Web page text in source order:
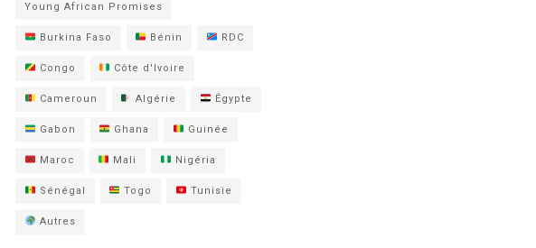
Young African Promises
Burkina Faso Bénin RDC
Congo Côte d'Ivoire
Cameroun Algérie Égypte
Gabon Ghana Guinée
Maroc Mali Nigéria
Sénégal Togo Tunisie
Autres